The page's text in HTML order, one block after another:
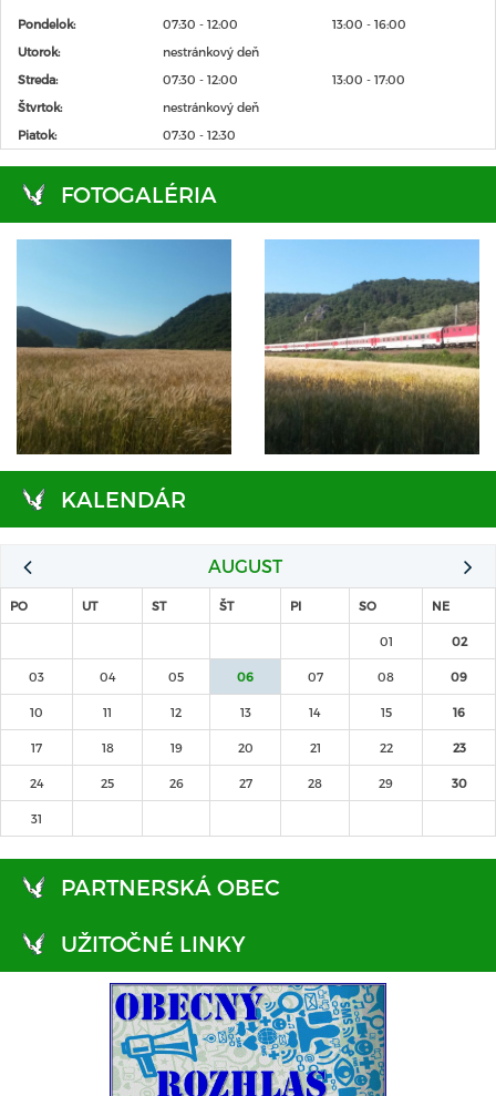
Pondelok: 07:30 - 12:00
13:00 - 16:00
Utorok:
nestránkový deň
Streda:
07:30 - 12:00
13:00 - 17:00
Štvrtok:
nestránkový deň
Piatok:
07:30 - 12:30
FOTOGALÉRIA
KALENDÁR
AUGUST
PO UT ST ŠT PI SO NE
01 02
03 04 05 06 07 08 09
10 11 12 13 14 15 16
17 18 19 20 21 22 23
24 25 26 27 28 29 30
31
PARTNERSKÁ OBEC
UŽITOČNÉ LINKY